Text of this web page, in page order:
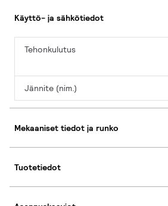
Käyttö- ja sähkötiedot
Tehonkulutus
Jännite (nim.)
Mekaaniset tiedot ja runko
Tuotetiedot